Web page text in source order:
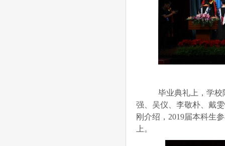
毕业典礼上，学校
强、吴仪、李敬朴、戴
刚介绍，2019届本科生
上。